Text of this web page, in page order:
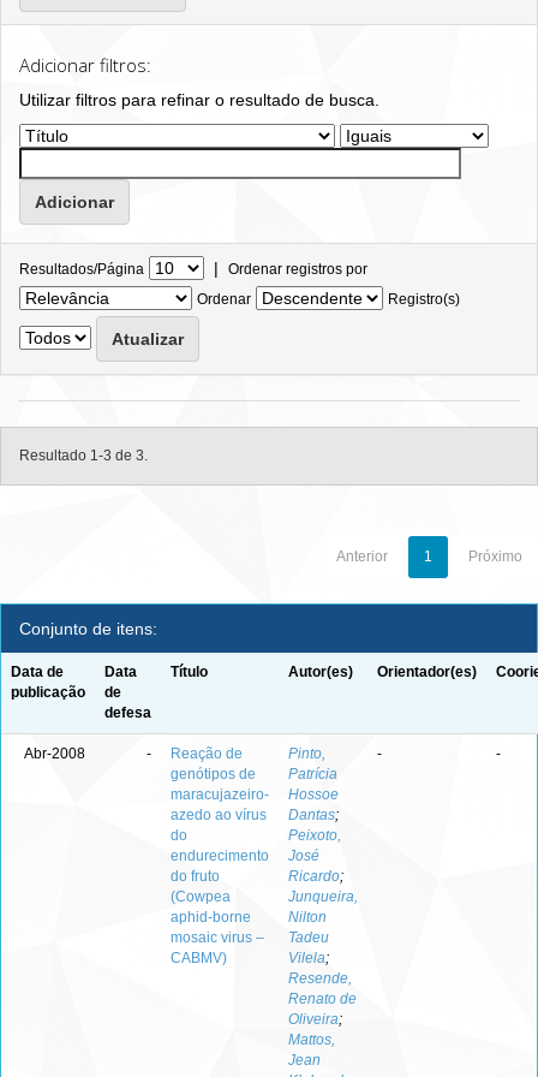
Adicionar filtros:
Utilizar filtros para refinar o resultado de busca.
Resultados/Página | Ordenar registros por
Ordenar
Registro(s)
Resultado 1-3 de 3.
Anterior 1 Próximo
Conjunto de itens:
Data de
publicação
Data
de
defesa
Título Autor(es) Orientador(es)
Abr-2008 -
Reação de
genótipos de
maracujazeiro-
azedo ao vírus
do
endurecimento
do fruto
(Cowpea
aphid-borne
mosaic virus –
CABMV)
Pinto,
Patrícia
Hossoe
Dantas;
Peixoto,
José
Ricardo;
Junqueira,
Nilton
Tadeu
Vilela;
Resende,
Renato de
Oliveira;
Mattos,
Jean
- -